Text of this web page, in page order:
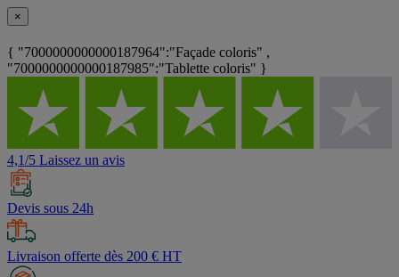
×
{ "7000000000000187964":"Façade coloris" ,
"7000000000000187985":"Tablette coloris" }
4,1/5 Laissez un avis
Devis sous 24h
Livraison offerte dès 200 € HT